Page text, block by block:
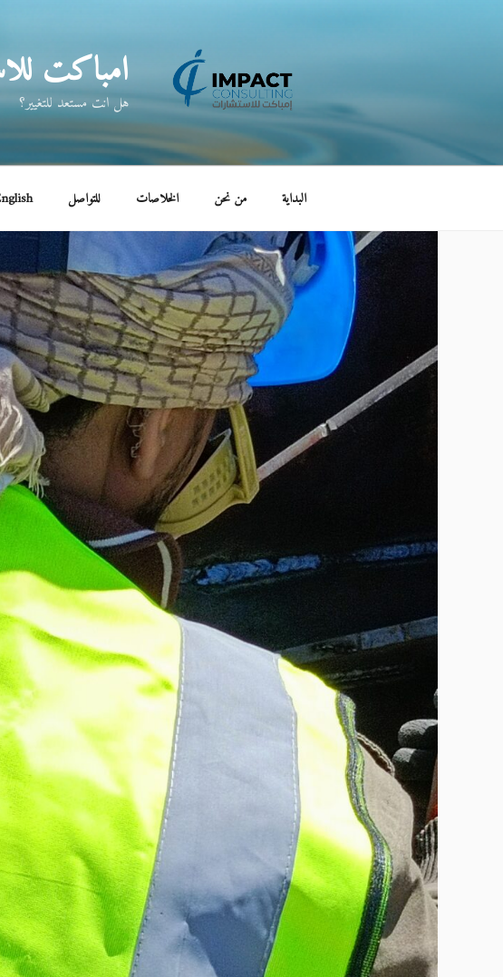
امباكت
هل انت مستعد للتغيير؟
البداية من نحن الخلاصات للتواصل